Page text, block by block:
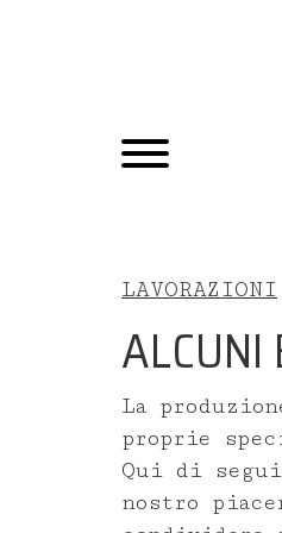
LAVORAZIONI
ALCUNI
La
proprie
Qui di
nostro